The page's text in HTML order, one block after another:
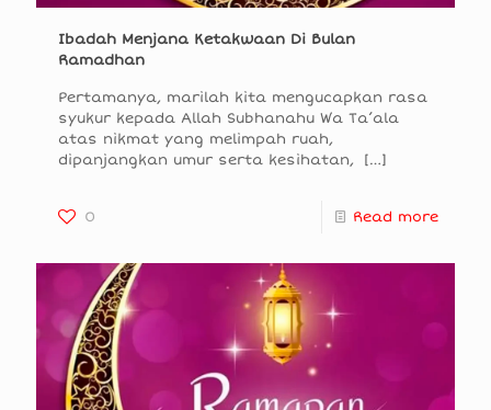
Ibadah Menjana Ketakwaan Di Bulan
Ramadhan
Pertamanya, marilah kita mengucapkan rasa
syukur kepada Allah Subhanahu Wa Ta’ala
atas nikmat yang melimpah ruah,
dipanjangkan umur serta kesihatan,
[…]
0 Read more